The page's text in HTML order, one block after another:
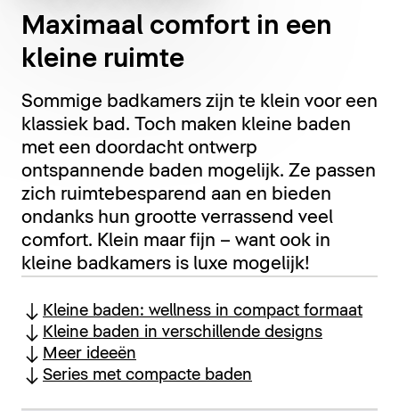
Maximaal comfort in een
kleine ruimte
Sommige badkamers zijn te klein voor een
klassiek bad. Toch maken kleine baden
met een doordacht ontwerp
ontspannende baden mogelijk. Ze passen
zich ruimtebesparend aan en bieden
ondanks hun grootte verrassend veel
comfort. Klein maar fijn – want ook in
kleine badkamers is luxe mogelijk!
Kleine baden: wellness in compact formaat
Kleine baden in verschillende designs
Meer ideeën
Series met compacte baden